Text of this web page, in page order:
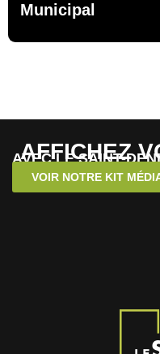
Municipal
AFFICHEZ
AVEC LE SAINT-
VOIR NOTRE KIT